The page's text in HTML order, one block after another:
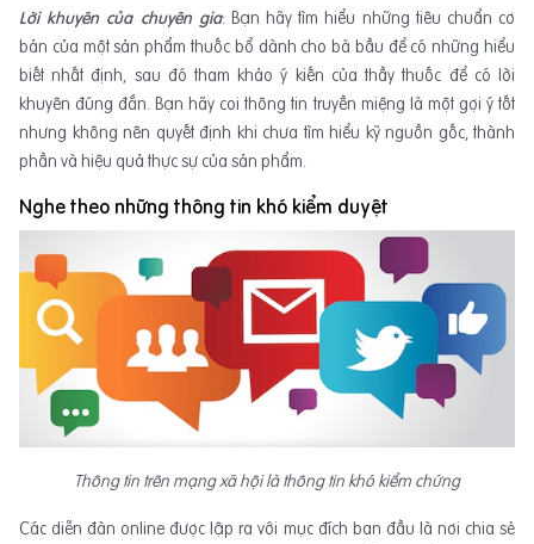
Lời khuyên của chuyên gia: Bạn hãy tìm hiểu những tiêu chuẩn cơ
bản của một sản phẩm thuốc bổ dành cho bà bầu để có những hiểu
biết nhất định, sau đó tham khảo ý kiến của thầy thuốc để có lời
khuyên đúng đắn. Bạn hãy coi thông tin truyền miệng là một gợi ý tốt
nhưng không nên quyết định khi chưa tìm hiểu kỹ nguồn gốc, thành
phần và hiệu quả thực sự của sản phẩm.
Nghe theo những thông tin khó kiểm duyệt
Thông tin trên mạng xã hội là thông tin khó kiểm chứng
Các diễn đàn online được lập ra với mục đích ban đầu là nơi chia sẻ